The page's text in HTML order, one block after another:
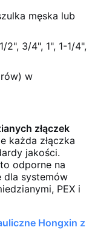
męska lub
2", 3/4", 1", 1-1/4",
w
złączek
każda złączka
jakości.
to odporne na
dla systemów
PEX i
Hongxin z